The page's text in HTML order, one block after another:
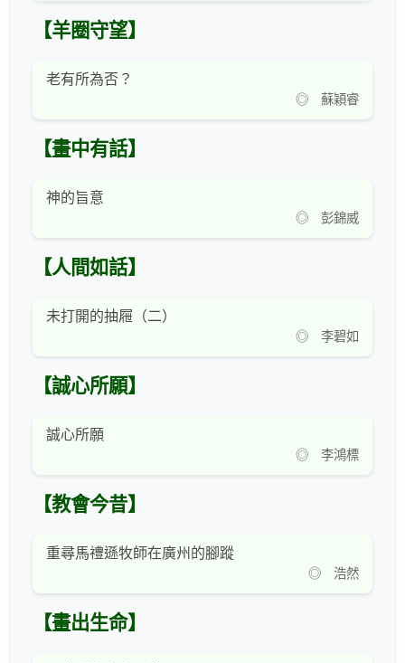
【羊圈守望】
老有所為否？
◎ 蘇穎睿
【畫中有話】
神的旨意
◎ 彭錦威
【人間如話】
未打開的抽屜（二）
◎ 李碧如
【誠心所願】
誠心所願
◎ 李鴻標
【教會今昔】
重尋馬禮遜牧師在廣州的腳蹤
◎ 浩然
【畫出生命】